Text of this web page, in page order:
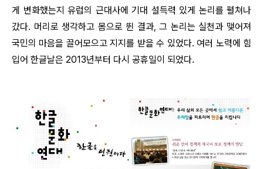
게 변화했는지 유럽의 근대사에 기대 설득력 있게 논리를 펼쳐나
갔다. 머리로 생각하고 몸으로 뛴 결과, 그 논리는 실천과 맺어져
국민의 마음을 끌어모으고 지지를 받을 수 있었다. 여러 노력에 힘
입어 한글날은 2013년부터 다시 공휴일이 되었다.